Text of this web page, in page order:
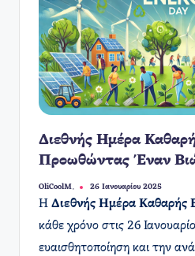
Διεθνής Ημέρα
Προωθώντας Έναν
Συγγραφέας:
OliCoolM. 26 Ιανουαρίου 2025
Η Διεθνής Ημέρα Καθαρής
κάθε χρόνο στις 26
ευαισθητοποίηση και την